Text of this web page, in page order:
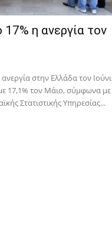
η ανεργία τον
στην Ελλάδα τον
17,1% τον Μάιο, σύμφωνα με
Στατιστικής Υπηρεσίας...